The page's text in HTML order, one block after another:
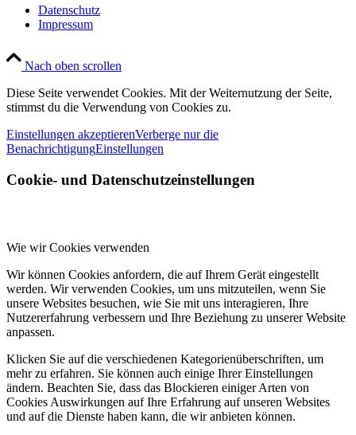
Datenschutz
Impressum
Nach oben scrollen
Diese Seite verwendet Cookies. Mit der Weiternutzung der Seite,
stimmst du die Verwendung von Cookies zu.
Einstellungen akzeptierenVerberge nur die
BenachrichtigungEinstellungen
Cookie- und Datenschutzeinstellungen
Wie wir Cookies verwenden
Wir können Cookies anfordern, die auf Ihrem Gerät eingestellt
werden. Wir verwenden Cookies, um uns mitzuteilen, wenn Sie
unsere Websites besuchen, wie Sie mit uns interagieren, Ihre
Nutzererfahrung verbessern und Ihre Beziehung zu unserer Website
anpassen.
Klicken Sie auf die verschiedenen Kategorienüberschriften, um
mehr zu erfahren. Sie können auch einige Ihrer Einstellungen
ändern. Beachten Sie, dass das Blockieren einiger Arten von
Cookies Auswirkungen auf Ihre Erfahrung auf unseren Websites
und auf die Dienste haben kann, die wir anbieten können.